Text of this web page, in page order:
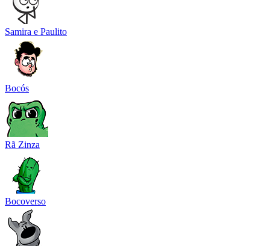
Samira e Paulito
Bocós
Rã Zinza
Bocoverso